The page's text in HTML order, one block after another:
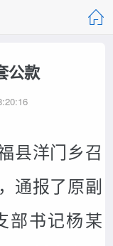
公款
洋门乡召
通报了原副
部书记杨某